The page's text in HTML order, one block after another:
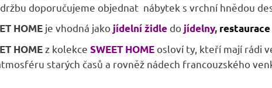
doporučujeme objednat nábytek s vrchní hnědou
HOME je vhodná jako jídelní židledo jídelny,
HOMEz kolekce SWEET HOMEosloví ty, kteří mají rádi
starých časů a rovněž nádech francouzského